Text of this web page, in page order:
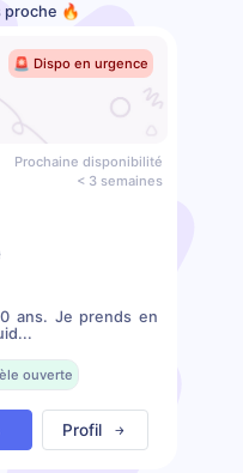
proche 🔥
🚨 Dispo en urgence
Prochaine disponibilité
< 3 semaines
ans. Je prends en
ouverte
Profil